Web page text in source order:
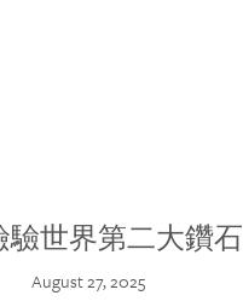
驗世界第二大鑽石
August 27, 2025